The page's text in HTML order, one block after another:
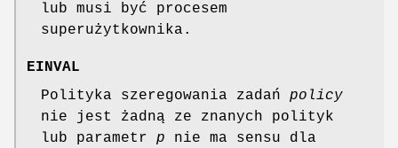
lub musi być procesem
superużytkownika.
EINVAL
Polityka szeregowania zadań policy
nie jest żadną ze znanych polityk
lub parametr p nie ma sensu dla